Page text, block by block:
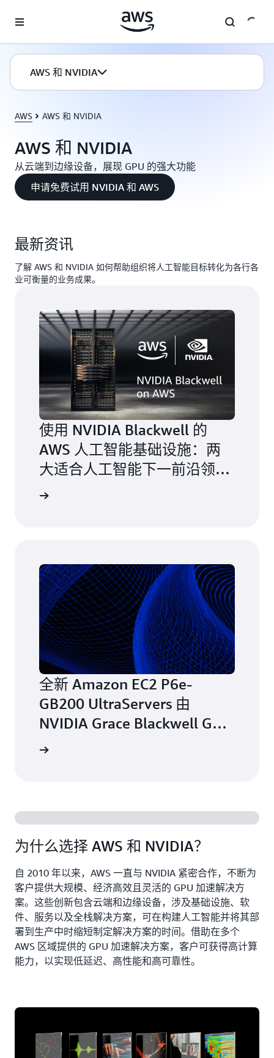
AWS 和 NVIDIA
AWS AWS 和 NVIDIA
AWS 和 NVIDIA
从云端到边缘设备，展现 GPU 的强大功能
申请免费试用 NVIDIA 和 AWS
最新资讯
了解 AWS 和 NVIDIA 如何帮助组织将人工智能目标转化为各行各
业可衡量的业务成果。
使用 NVIDIA Blackwell 的
AWS 人工智能基础设施：两
大适合人工智能下一前沿领域
的强大计算解决方案
全新 Amazon EC2 P6e-
GB200 UltraServers 由
NVIDIA Grace Blackwell GPU
加速，实现最高的人工智能性
为什么选择 AWS 和 NVIDIA？
自 2010 年以来，AWS 一直与 NVIDIA 紧密合作，不断为
客户提供大规模、经济高效且灵活的 GPU 加速解决方
案。这些创新包含云端和边缘设备，涉及基础设施、软
件、服务以及全栈解决方案，可在构建人工智能并将其部
署到生产中时缩短制定解决方案的时间。借助在多个
AWS 区域提供的 GPU 加速解决方案，客户可获得高计算
能力，以实现低延迟、高性能和高可靠性。